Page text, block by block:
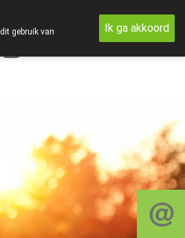
gebruik van
Ik ga akkoord